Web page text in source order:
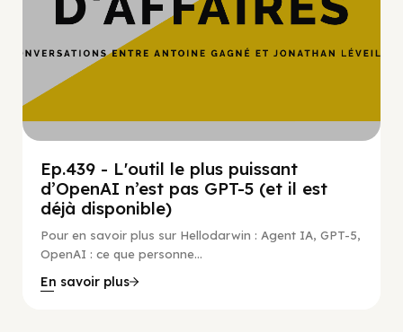
Ep.439 - L'outil le plus puissant
d’OpenAI n’est pas GPT-5 (et il est
déjà disponible)
Pour en savoir plus sur Hellodarwin : Agent IA, GPT-5,
OpenAI : ce que personne...
En savoir plus